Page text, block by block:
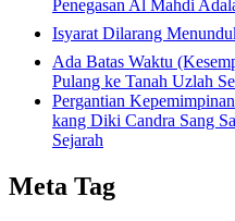
Penegasan Al Mahdi
Ada Batas Waktu
Pulang ke Tanah Uzlah
Pergantian
kang Diki Candra Sang
Sejarah
Meta Tag